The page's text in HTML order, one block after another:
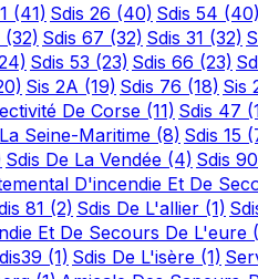
(41) Sdis 26 (40) Sdis 54 (40)
(32) Sdis 67 (32) Sdis 31 (32)
Sdis 53 (23) Sdis 66 (23)
Sis 2A (19) Sdis 76 (18) Sis
De Corse (11) Sdis 47
Seine-Maritime (8) Sdis 15
Sdis De La Vendée (4) Sdis 90
D'incendie Et De
81 (2) Sdis De L'allier (1)
Et De Secours De L'eure
(1) Sdis De L'isère (1)